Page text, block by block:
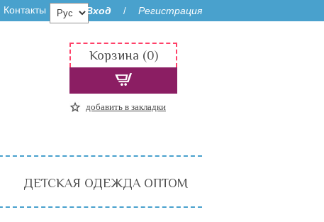
Контакты Вход / Регистрация
Корзина (0)
добавить в закладки
ДЕТСКАЯ ОДЕЖДА ОПТОМ